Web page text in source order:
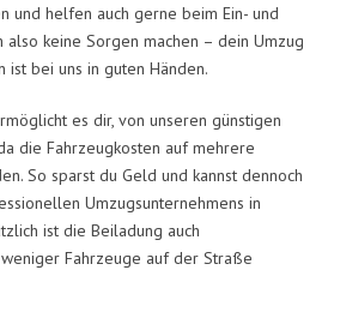
und helfen auch gerne beim Ein- und
also keine Sorgen machen – dein Umzug
ist bei uns in guten Händen.
es dir, von unseren günstigen
die Fahrzeugkosten auf mehrere
So sparst du Geld und kannst dennoch
Umzugsunternehmens in
ist die Beiladung auch
Fahrzeuge auf der Straße